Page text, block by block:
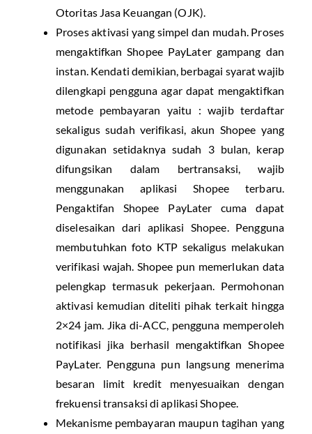
Otoritas Jasa Keuangan (OJK).
Proses aktivasi yang simpel dan mudah. Proses
mengaktifkan Shopee PayLater gampang dan
instan. Kendati demikian, berbagai syarat wajib
dilengkapi pengguna agar dapat mengaktifkan
metode pembayaran yaitu : wajib terdaftar
sekaligus sudah verifikasi, akun Shopee yang
digunakan setidaknya sudah 3 bulan, kerap
difungsikan dalam bertransaksi, wajib
menggunakan aplikasi Shopee terbaru.
Pengaktifan Shopee PayLater cuma dapat
diselesaikan dari aplikasi Shopee. Pengguna
membutuhkan foto KTP sekaligus melakukan
verifikasi wajah. Shopee pun memerlukan data
pelengkap termasuk pekerjaan. Permohonan
aktivasi kemudian diteliti pihak terkait hingga
2×24 jam. Jika di-ACC, pengguna memperoleh
notifikasi jika berhasil mengaktifkan Shopee
PayLater. Pengguna pun langsung menerima
besaran limit kredit menyesuaikan dengan
frekuensi transaksi di aplikasi Shopee.
Mekanisme pembayaran maupun tagihan yang